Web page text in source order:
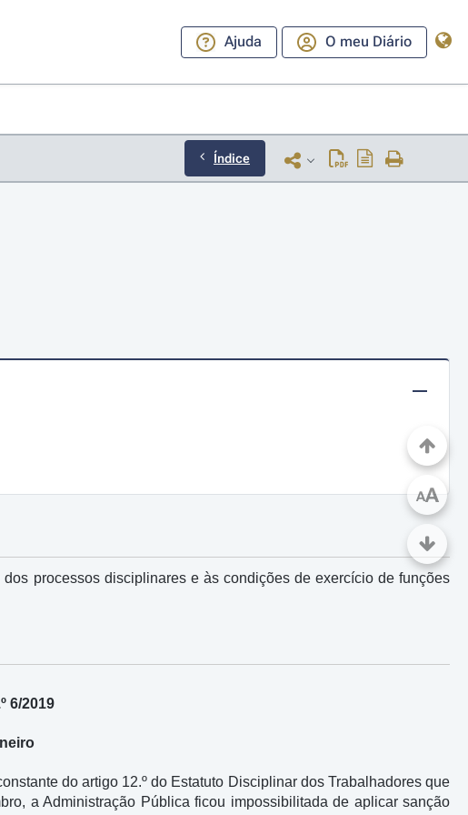
Ajuda O meu Diário
Índice
processos disciplinares e às condições de exercício de funções
6/2019
do artigo 12.º do Estatuto Disciplinar dos Trabalhadores que
a Administração Pública ficou impossibilitada de aplicar sanção
AA